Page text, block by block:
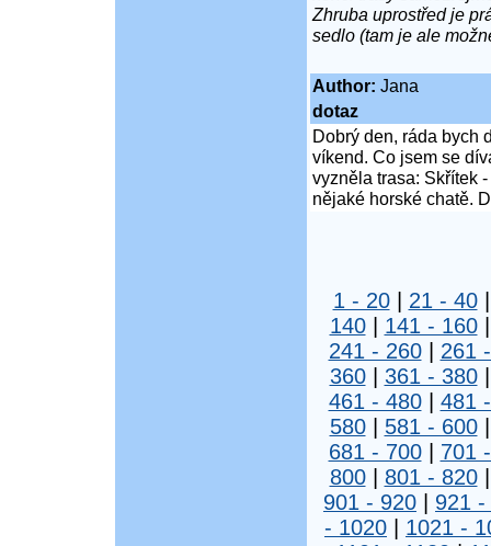
Zhruba uprostřed je
sedlo (tam je ale
Author: Jana
dotaz
Dobrý den, ráda bych
víkend. Co jsem se
vyzněla trasa: Skřítek
nějaké horské chatě.
1 - 20| 21 - 40
140| 141 - 160
241 - 260| 261
360| 361 - 380
461 - 480| 481
580| 581 - 600
681 - 700| 701
800| 801 - 820
901 - 920
921 -
- 1020
1021 -